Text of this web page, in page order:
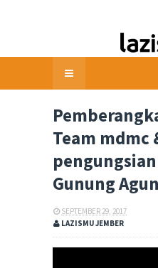
Team mdmc
Gunung
SEPTEMBER 29, 2017
LAZISMU JEMBER